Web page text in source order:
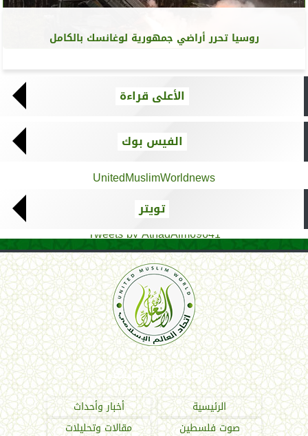
روسيا تحرر أراضي جمهورية لوغانسك بالكامل
الأعلى قراءة
الفيس بوك
UnitedMuslimWorldnews
تويتر
Tweets by AthadAlm69641
اتحاد العالم الإسلامي
الرئيسية
أخبار وأحداث
صوت فلسطين
مقالات وتحليلات